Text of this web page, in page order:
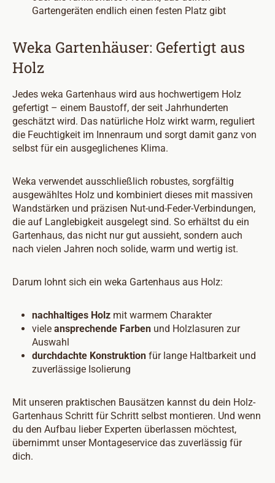
Gartengeräten endlich einen festen Platz gibt
Weka Gartenhäuser: Gefertigt aus
Holz
Jedes weka Gartenhaus wird aus hochwertigem Holz
gefertigt – einem Baustoff, der seit Jahrhunderten
geschätzt wird. Das natürliche Holz wirkt warm, reguliert
die Feuchtigkeit im Innenraum und sorgt damit ganz von
selbst für ein ausgeglichenes Klima.
Weka verwendet ausschließlich robustes, sorgfältig
ausgewähltes Holz und kombiniert dieses mit massiven
Wandstärken und präzisen Nut-und-Feder-Verbindungen,
die auf Langlebigkeit ausgelegt sind. So erhältst du ein
Gartenhaus, das nicht nur gut aussieht, sondern auch
nach vielen Jahren noch solide, warm und wertig ist.
Darum lohnt sich ein weka Gartenhaus aus Holz:
nachhaltiges Holz mit warmem Charakter
viele ansprechende Farben und Holzlasuren zur
Auswahl
durchdachte Konstruktion für lange Haltbarkeit und
zuverlässige Isolierung
Mit unseren praktischen Bausätzen kannst du dein Holz-
Gartenhaus Schritt für Schritt selbst montieren. Und wenn
du den Aufbau lieber Experten überlassen möchtest,
übernimmt unser Montageservice das zuverlässig für
dich.